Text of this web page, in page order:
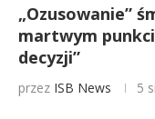
„Ozusowanie”
martwym
decyzji”
przez ISB News 5